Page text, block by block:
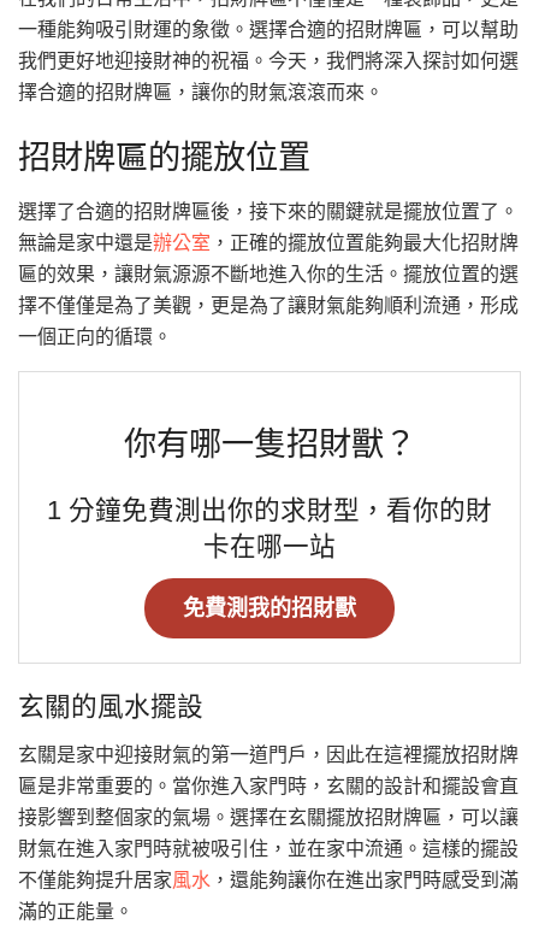
一種能夠吸引財運的象徵。選擇合適的招財牌匾，可以幫助
我們更好地迎接財神的祝福。今天，我們將深入探討如何選
擇合適的招財牌匾，讓你的財氣滾滾而來。
招財牌匾的擺放位置
選擇了合適的招財牌匾後，接下來的關鍵就是擺放位置了。
無論是家中還是辦公室 ，正確的擺放位置能夠最大化招財牌
匾的效果，讓財氣源源不斷地進入你的生活。擺放位置的選
擇不僅僅是為了美觀，更是為了讓財氣能夠順利流通，形成
一個正向的循環。
你有哪一隻招財獸？
1 分鐘免費測出你的求財型，看你的財
卡在哪一站
免費測我的招財獸
玄關的風水擺設
玄關是家中迎接財氣的第一道門戶，因此在這裡擺放招財牌
匾是非常重要的。當你進入家門時，玄關的設計和擺設會直
接影響到整個家的氣場。選擇在玄關擺放招財牌匾，可以讓
財氣在進入家門時就被吸引住，並在家中流通。這樣的擺設
不僅能夠提升居家風水 ，還能夠讓你在進出家門時感受到滿
滿的正能量。